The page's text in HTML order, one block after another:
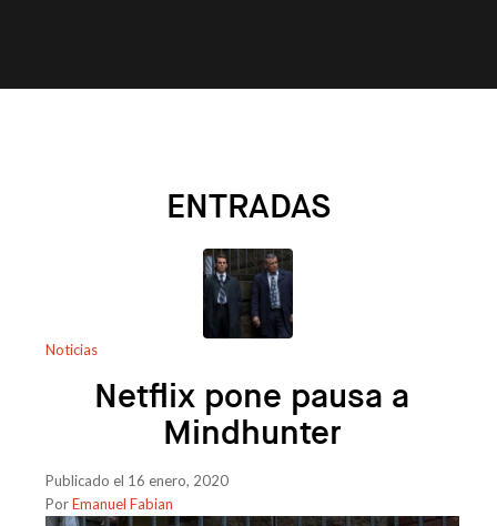
ENTRADAS
Noticias
Netflix pone pausa a
Mindhunter
Publicado el 16 enero, 2020
PorEmanuel Fabian